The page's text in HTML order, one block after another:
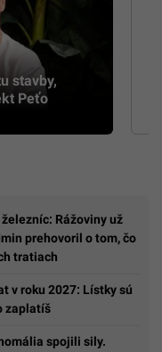
stavby,
Peťo
Rážoviny už
prehovoril o tom, čo
tratiach
v roku 2027: Lístky sú
zaplatíš
spojili sily.